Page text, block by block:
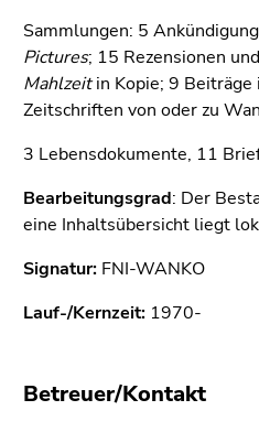
Sammlungen: 5
Pictures; 15 Rezensionen
Mahlzeitin Kopie; 9 Beiträge
Zeitschriften von oder zu
3 Lebensdokumente, 11
Bearbeitungsgrad: Der
eine Inhaltsübersicht liegt
Signatur: FNI-WANKO
Lauf-/Kernzeit: 1970-
Betreuer/Kontakt